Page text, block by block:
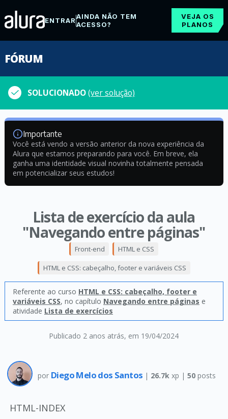
ENTRARAINDA NÃO TEM
ACESSO?
VEJA OS
PLANOS
FÓRUM
SOLUCIONADO(ver solução)
Importante
Você está vendo a versão anterior da nova experiência da
Alura que estamos preparando para você. Em breve, ela
ganha uma identidade visual novinha totalmente pensada
em potencializar seus estudos!
Lista de exercício da aula
"Navegando entre páginas"
Publicado 2 anos atrás, em 19/04/2024
Front-end HTML e CSS
HTML e CSS: cabeçalho, footer e variáveis CSS
Referente ao curso HTML e CSS: cabeçalho, footer e
variáveis CSS, no capítulo Navegando entre páginas e
atividade Lista de exercícios
por Diego Melo dos Santos | 26.7k xp | 50posts
HTML-INDEX